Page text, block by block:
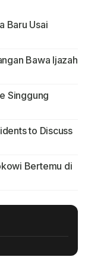
Baru Usai
Bawa Ijazah
Singgung
to Discuss
Bertemu di